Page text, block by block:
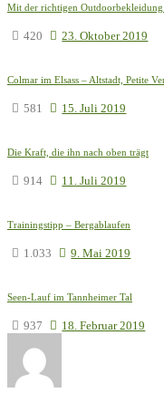
Mit der richtigen
420 23. Oktober 2019
Colmar im Elsass – Altstadt, Petite
581 15. Juli 2019
Die Kraft, die ihn nach oben trägt
914 11. Juli 2019
Trainingstipp – Bergablaufen
1.033 9. Mai 2019
Seen-Lauf im Tannheimer Tal
937 18. Februar 2019